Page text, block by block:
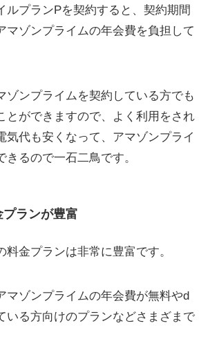
ルプランPを契約すると、契約期間
マゾンプライムの年会費を負担 して
ゾンプライムを契約している方でも
とができますので、よく利用をされ
気代も安くなって、アマゾンプライ
きるので一石二鳥です。
ランが豊富
料金プランは非常に豊富です。
マゾンプライムの年会費が無料やd
いる方向けのプランなどさまざまで